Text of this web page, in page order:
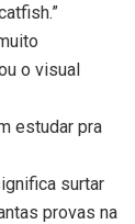
o visual
estudar pra
surtar
provas na